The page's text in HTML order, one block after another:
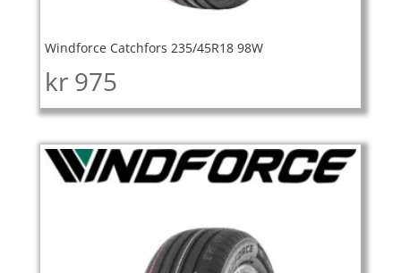
Windforce Catchfors 235/45R18 98W
kr 975